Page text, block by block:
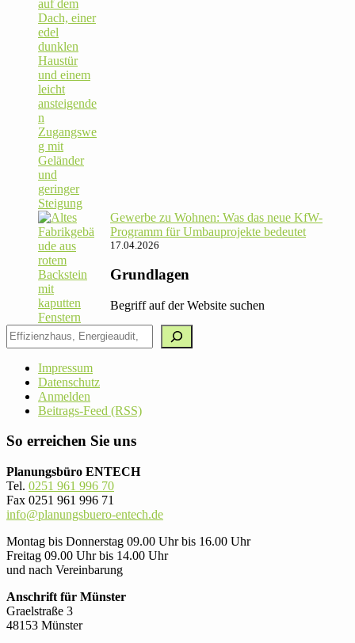
Gewerbe zu Wohnen: Was das neue KfW-
Pro­gramm für Umbau­pro­jekte bedeutet
17.04.2026
Grundlagen
Begriff auf der Website suchen
Impressum
Datenschutz
Anmelden
Beitrags-Feed (RSS)
So erreichen Sie uns
Planungsbüro ENTECH
Tel. 0251 961 996 70
Fax 0251 961 996 71
info@planungsbuero-entech.de
Montag bis Donnerstag 09.00 Uhr bis 16.00 Uhr
Freitag 09.00 Uhr bis 14.00 Uhr
und nach Vereinbarung
Anschrift für Münster
Graelstraße 3
48153 Münster